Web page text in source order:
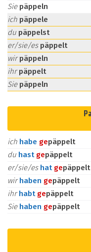
Sie päppeln
ich päppele
du päppelst
er/sie/es päppelt
wirpäppeln
ihrpäppelt
Sie päppeln
ich habe gepäppelt
du hast gepäppelt
er/sie/es hat gepäppelt
wirhaben gepäppelt
ihrhabt gepäppelt
Sie haben gepäppelt